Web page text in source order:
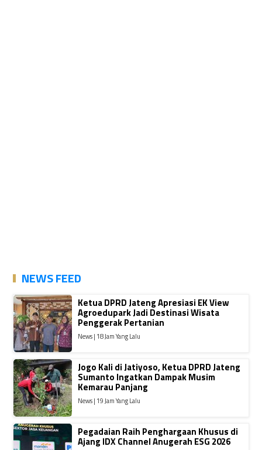
NEWS FEED
Ketua DPRD Jateng Apresiasi EK View
Agroedupark Jadi Destinasi Wisata
Penggerak Pertanian
News | 18 Jam Yang Lalu
Jogo Kali di Jatiyoso, Ketua DPRD Jateng
Sumanto Ingatkan Dampak Musim
Kemarau Panjang
News | 19 Jam Yang Lalu
Pegadaian Raih Penghargaan Khusus di
Ajang IDX Channel Anugerah ESG 2026